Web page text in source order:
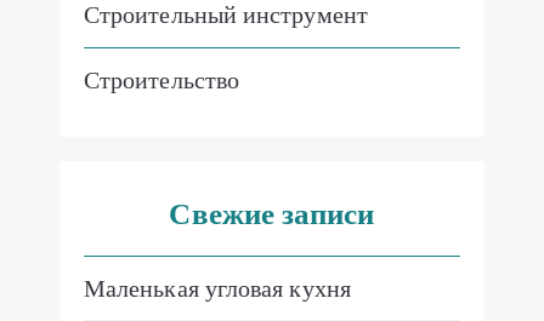
Строительный инструмент
Строительство
Свежие записи
Маленькая угловая кухня